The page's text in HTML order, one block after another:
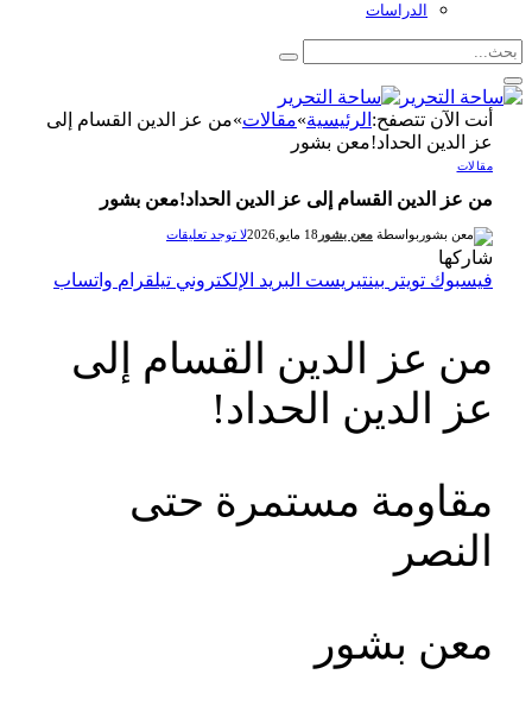
الدراسات
أنت الآن تتصفح:الرئيسية»مقالات»من عز الدين القسام إلى
عز الدين الحداد!معن بشور
مقالات
من عز الدين القسام إلى عز الدين الحداد!معن بشور
بواسطة معن بشور18 مايو,2026 لا توجد تعليقات
شاركها
فيسبوك تويتر بينتيريست البريد الإلكتروني تيلقرام واتساب
من عز الدين القسام إلى
عز الدين الحداد!
مقاومة مستمرة حتى
النصر
معن بشور